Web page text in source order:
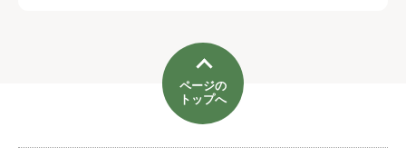
ページの
トップへ